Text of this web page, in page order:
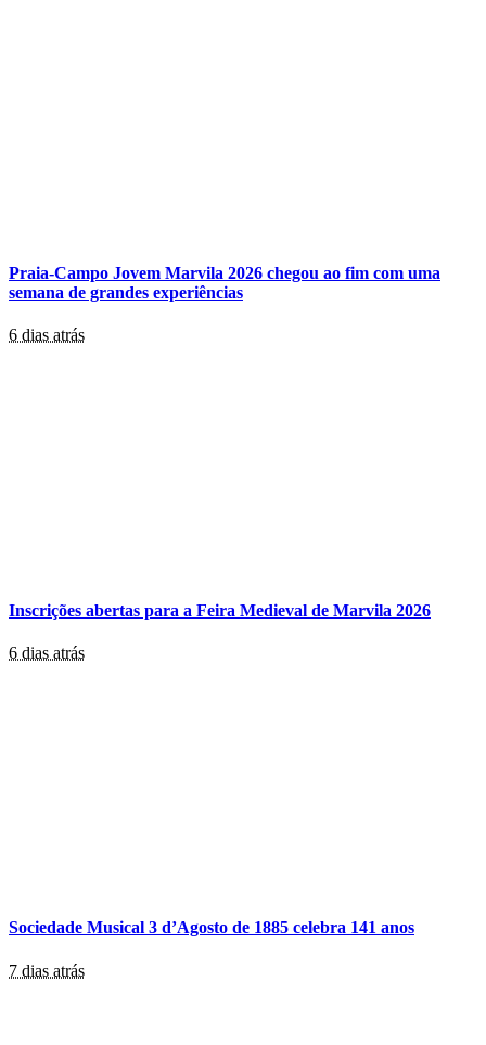
Praia-Campo Jovem Marvila 2026 chegou ao fim com uma
semana de grandes experiências
6 dias atrás
Inscrições abertas para a Feira Medieval de Marvila 2026
6 dias atrás
Sociedade Musical 3 d’Agosto de 1885 celebra 141 anos
7 dias atrás